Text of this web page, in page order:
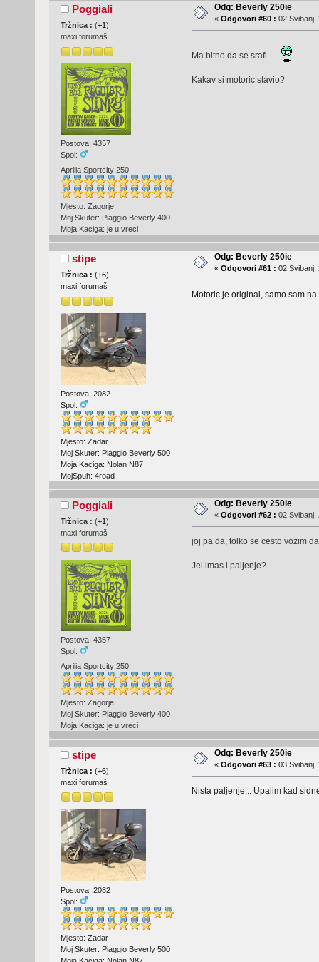
Poggiali
Tržnica : (+1 )
maxi forumaš
Postova: 4357
Spol:
Aprilia Sportcity 250
Mjesto: Zagorje
Moj Skuter: Piaggio Beverly 400
Moja Kaciga: je u vreci
Odg: Beverly 250ie
« Odgovori #60 : 02 Svibanj,
Ma bitno da se srafi
Kakav si motoric stavio?
stipe
Tržnica : (+6)
maxi forumaš
Postova: 2082
Spol:
Mjesto: Zadar
Moj Skuter: Piaggio Beverly 500
Moja Kaciga: Nolan N87
MojSpuh: 4road
Odg: Beverly 250ie
« Odgovori #61 : 02 Svibanj,
Motoric je original, samo sam
Poggiali
Tržnica : (+1)
maxi forumaš
Postova: 4357
Spol:
Aprilia Sportcity 250
Mjesto: Zagorje
Moj Skuter: Piaggio Beverly 400
Moja Kaciga: je u vreci
Odg: Beverly 250ie
« Odgovori #62 : 02 Svibanj,
joj pa da, tolko se cesto vozim
Jel imas i paljenje?
stipe
Tržnica : (+6)
maxi forumaš
Postova: 2082
Spol:
Mjesto: Zadar
Moj Skuter: Piaggio Beverly 500
Odg: Beverly 250ie
« Odgovori #63 : 03 Svibanj,
Nista paljenje... Upalim kad